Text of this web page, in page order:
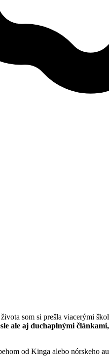
som si prešla viacerými
ale aj duchaplnými článkami,
od Kinga alebo nórskeho